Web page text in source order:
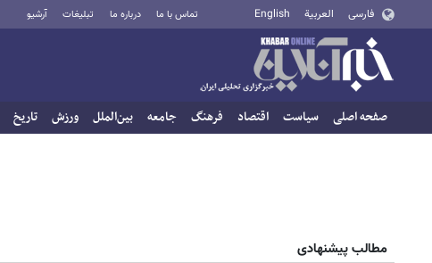
فارسی العربية English تماس با ما درباره ما تبلیغات آرشیو
صفحه اصلی سیاست اقتصاد فرهنگ جامعه بین‌الملل ورزش تاریخ
مطالب پیشنهادی